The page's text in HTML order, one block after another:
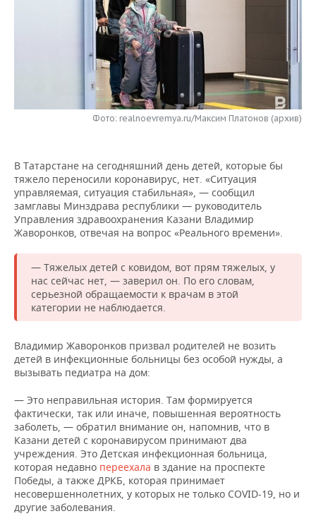
КОМУ ПРИНАДЛЕЖАТ
ТОРГОВЫЕ ЦЕНТРЫ
ИНВЕСТИЦИИ
МАШИНОСТРОЕНИЕ
НЕФТЕХИМИЯ
ЭНЕРГЕТИКА
НОВОСТИ АВТО
НОВОСТИ БИЗНЕСА
РОЗНИЧНАЯ ТОРГОВЛЯ
ТЕХНОЛОГИИ
НОВОСТИ ТЕХНОЛОГИЙ
ТЕЛЕКОММУНИКАЦИИ
МЕРОПРИЯТИЯ
НОВОСТИ МЕРОПРИЯТИЙ
БИЗНЕС-БРАНЧИ
ONLINE-КОНФЕРЕНЦИИ
ОТКРЫТАЯ ЛЕКЦИЯ
ФУТБОЛ
ХОККЕЙ
БАСКЕТБОЛ
ВОЛЕЙБОЛ
КИБЕРСПОРТ
ФИГУРНОЕ КАТАНИЕ
ВОДНЫЕ ВИДЫ СПОРТА
ХОККЕЙ С МЯЧОМ
НОВОСТИ ОБЩЕСТВА
ВЛАСТЬ
ИНФРАСТРУКТУРА
ИСТОРИЯ
КУЛЬТУРА
МЕДИЦИНА
ОБРАЗОВАНИЕ
ПРОИСШЕСТВИЯ
ФОТОГАЛЕРЕЯ
СЮЖЕТЫ
СПРАВОЧНИК
СПИСОК ПЕРСОН
СПИСОК КОМПАНИЙ
ПОЛНАЯ ВЕРСИЯ
Фото: realnoevremya.ru/Максим Платонов (архив)
В Татарстане на сегодняшний день детей, которые бы
тяжело переносили коронавирус, нет. «Ситуация
управляемая, ситуация стабильная», — сообщил
замглавы Минздрава республики — руководитель
Управления здравоохранения Казани Владимир
Жаворонков, отвечая на вопрос «Реального времени».
— Тяжелых детей с ковидом, вот прям тяжелых, у
нас сейчас нет, — заверил он. По его словам,
серьезной обращаемости к врачам в этой
категории не наблюдается.
Владимир Жаворонков призвал родителей не возить
детей в инфекционные больницы без особой нужды, а
вызывать педиатра на дом:
— Это неправильная история. Там формируется
фактически, так или иначе, повышенная вероятность
заболеть, — обратил внимание он, напомнив, что в
Казани детей с коронавирусом принимают два
учреждения. Это Детская инфекционная больница,
которая недавно переехала в здание на проспекте
Победы, а также ДРКБ, которая принимает
несовершеннолетних, у которых не только СOVID-19, но и
другие заболевания.